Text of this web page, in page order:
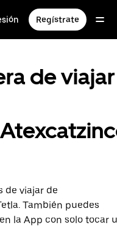
Regístrate
de viajar
de viajar de
También puedes
la App con solo tocar